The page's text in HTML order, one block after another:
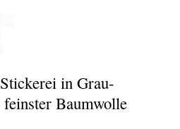
in Grau-
Baumwolle